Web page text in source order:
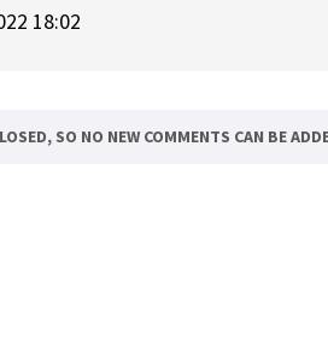
18:02
SO NO NEW COMMENTS CAN BE